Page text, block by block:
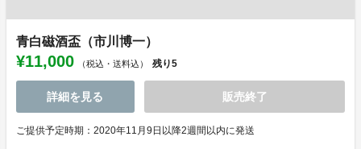
青白磁酒盃（市川博一）
¥11,000 （税込・送料込） 残り5
詳細を見る 販売終了
ご提供予定時期：2020年11月9日以降2週間以内に発送